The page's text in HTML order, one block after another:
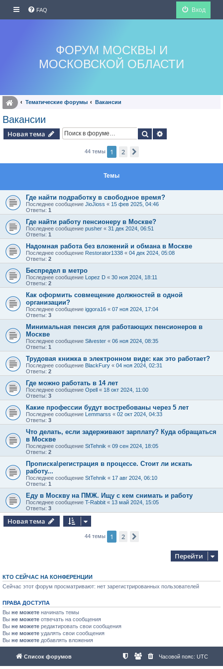
FAQ Вход
ФОРУМ МОСКВЫ И
МОСКОВСКОЙ ОБЛАСТИ
Тематические форумы Вакансии
Вакансии
Новая тема Поиск
44 темы 1 2
Темы
Где найти подработку в свободное время?
Последнее сообщение JioJioss « 15 фев 2025, 04:46
Ответы: 1
Где найти работу пенсионеру в Москве?
Последнее сообщение pusher « 31 дек 2024, 06:51
Ответы: 1
Надомная работа без вложений и обмана в Москве
Последнее сообщение Restorator1338 « 04 дек 2024, 05:08
Ответы: 2
Беспредел в метро
Последнее сообщение Lopez D « 30 ноя 2024, 18:11
Ответы: 2
Как оформить совмещение должностей в одной
организации?
Последнее сообщение iggora16 « 07 ноя 2024, 17:04
Ответы: 3
Минимальная пенсия для работающих пенсионеров в
Москве
Последнее сообщение Silvester « 06 ноя 2024, 08:35
Ответы: 1
Трудовая книжка в электронном виде: как это работает?
Последнее сообщение BlackFury « 04 ноя 2024, 02:31
Ответы: 2
Где можно работать в 14 лет
Последнее сообщение Opell « 18 окт 2024, 11:00
Ответы: 3
Какие профессии будут востребованы через 5 лет
Последнее сообщение Lemmarss « 02 окт 2024, 04:33
Ответы: 3
Что делать, если задерживают зарплату? Куда обращаться
в Москве
Последнее сообщение StTehnik « 09 сен 2024, 18:05
Ответы: 2
Прописка\регистрация в процессе. Стоит ли искать
работу...
Последнее сообщение StTehnik « 17 авг 2024, 06:10
Ответы: 1
Еду в Москву на ПМЖ. Ищу с кем снимать и работу
Последнее сообщение T-Rabbit « 13 май 2024, 15:05
Ответы: 3
Новая тема
44 темы 1 2
Перейти
КТО СЕЙЧАС НА КОНФЕРЕНЦИИ
Сейчас этот форум просматривают: нет зарегистрированных пользователей
ПРАВА ДОСТУПА
Вы не можете начинать темы
Вы не можете отвечать на сообщения
Вы не можете редактировать свои сообщения
Вы не можете удалять свои сообщения
Вы не можете добавлять вложения
Список форумов Часовой пояс: UTC